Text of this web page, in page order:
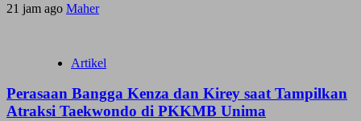
21 jam ago Maher
Artikel
Perasaan Bangga Kenza dan Kirey saat Tampilkan
Atraksi Taekwondo di PKKMB Unima